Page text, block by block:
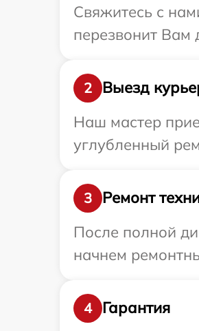
Свяжитесь с
перезвонит Вам
2
Выезд
Наш мастер
углубленный
3
Ремонт
После полной
начнем
4
Гарантия